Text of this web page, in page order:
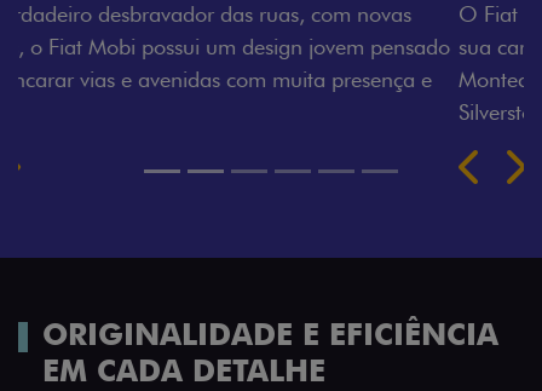
O Fiat Mobi tem sempre uma opção de cor que é a
sua cara. Escolha entre o Preto Vulcano, Vermelho
Montecarlo, Branco Banchisa, Prata Bari e Cinza
Rodas de liga leve
ORIGINALIDADE E EFICIÊNCIA
EM CADA DETALHE